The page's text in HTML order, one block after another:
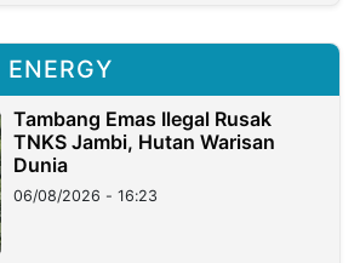
Tambang Emas Ilegal Rusak
TNKS Jambi, Hutan Warisan
Dunia
06/08/2026 - 16:23